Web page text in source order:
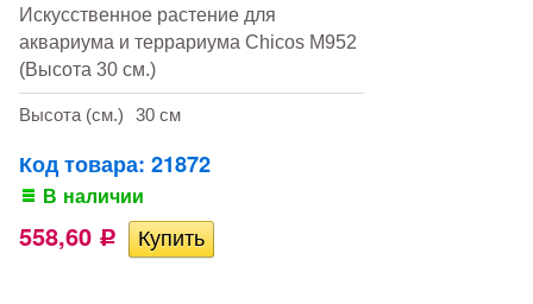
Искусственное растение для
аквариума и террариума Chicos M952
(Высота 30 см.)
Высота (см.) 30 см
Код товара: 21872
В наличии
558,60 Р